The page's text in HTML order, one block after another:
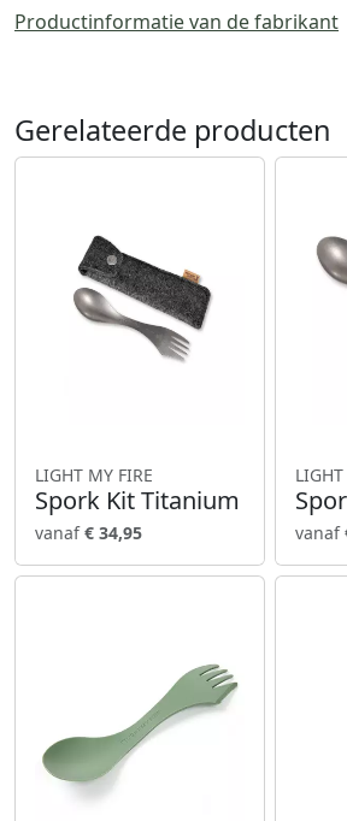
Productinformatie van de fabrikant
Gerelateerde producten
LIGHT MY FIRE
Spork Kit Titanium
vanaf€ 34,95 vanaf